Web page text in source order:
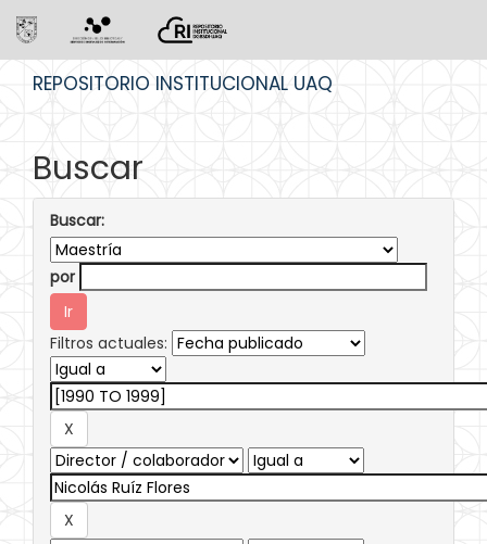
REPOSITORIO INSTITUCIONAL UAQ
Buscar
Buscar:
por
Filtros actuales: